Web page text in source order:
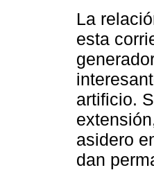
La
esta
artificio.
asidero
dan